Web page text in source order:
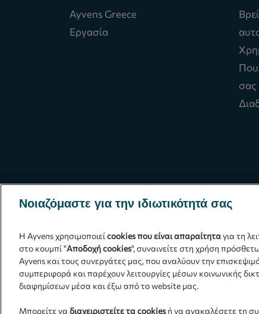
Ayvens Greece
Εργασία
σας
Νοιαζόμαστε για την ιδιωτικότητά σας
Η Ayvens χρησιμοποιείcookies που είναι απαραίτηταγια τη
στο κουμπί "Αποδοχή cookies", συναινείτε στη χρήση
Ayvens και τους συνεργάτες μας, που αναλύουν την
συμπεριφορά και παρέχουν λειτουργίες μέσων κοινωνικής
διαφημίσεων μέσα και έξω από το website μας.
Μπορείτε να διαχειριστείτε τα cookiesή να ανακαλέσετε τη